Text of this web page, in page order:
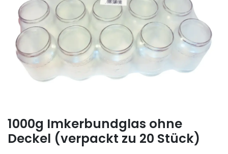
1000g Imkerbundglas ohne
Deckel (verpackt zu 20 Stück)